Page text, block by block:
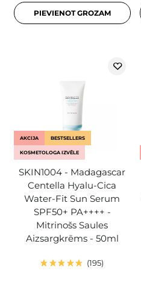
PIEVIENOT GROZAM
AKCIJA BESTSELLERS
KOSMETOLOGA IZVĒLE
SKIN1004 - Madagascar
Centella Hyalu-Cica
Water-Fit Sun Serum
SPF50+ PA++++ -
Mitrinošs Saules
Aizsargkrēms - 50ml
195